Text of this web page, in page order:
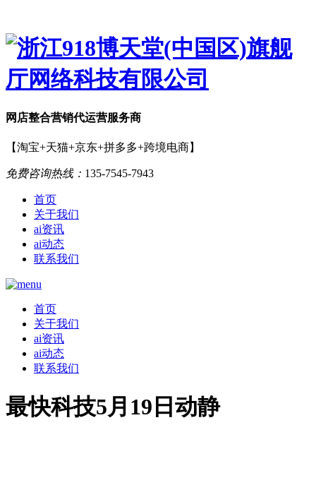
网店整合营销代运营服务商
【淘宝+天猫+京东+拼多多+跨境电商】
免费咨询热线： 135-7545-7943
首页
关于我们
ai资讯
ai动态
联系我们
首页
关于我们
ai资讯
ai动态
联系我们
最快科技5月19日动静